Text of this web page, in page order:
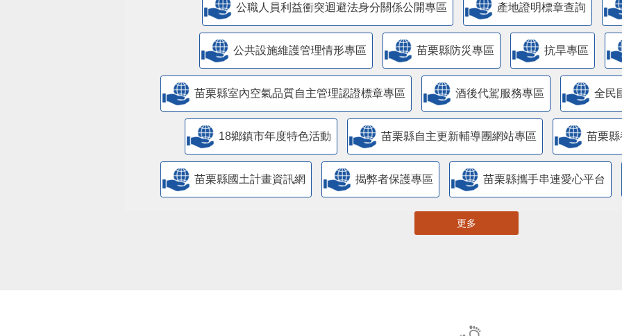
公職人員利益衝突迴避法身分關係公開專區 產地證明標章查詢
​公共設施維護管理情形專區 苗栗縣防災專區 抗旱專區
苗栗縣室內空氣品質自主管理認證標章專區 酒後代駕服務專區 全民
18鄉鎮市年度特色活動 苗栗縣自主更新輔導團網站專區 苗栗
苗栗縣國土計畫資訊網 揭弊者保護專區 苗栗縣攜手串連愛心平台
更多